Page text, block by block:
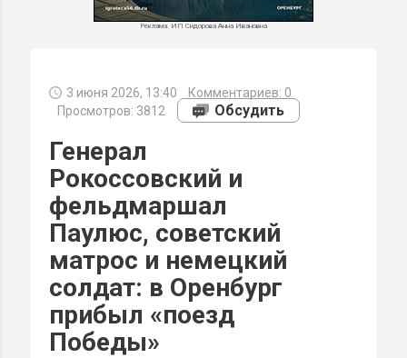
Реклама. ИП Сидорова Анна Ивановна
3 июня 2026, 13:40 Комментариев: 0
Просмотров: 3812
Обсудить
Генерал
Рокоссовский и
фельдмаршал
Паулюс, советский
матрос и немецкий
солдат: в Оренбург
прибыл «поезд
Победы»